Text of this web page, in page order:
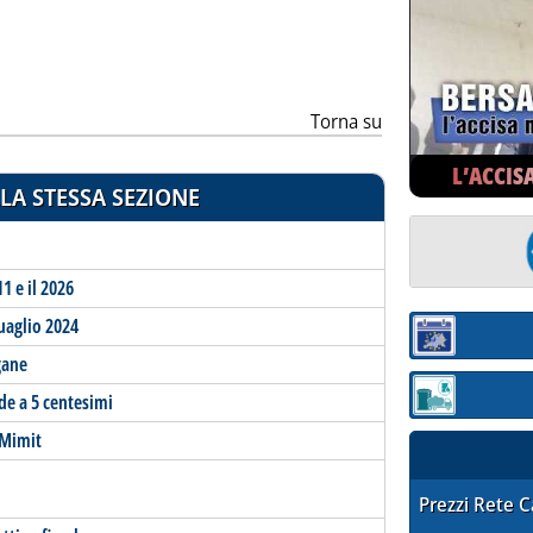
Torna su
STESSA SEZIONE
e il 2026
2024
a 5 centesimi
Sezione:
Sezione:
Prezzi Rete